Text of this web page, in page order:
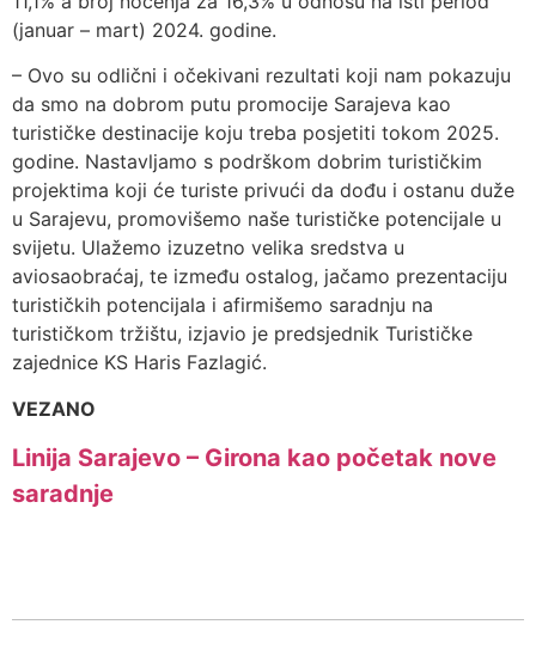
(januar – mart) 2024. godine.
– Ovo su odlični i očekivani rezultati koji nam pokazuju
da smo na dobrom putu promocije Sarajeva kao
turističke destinacije koju treba posjetiti tokom 2025.
godine. Nastavljamo s podrškom dobrim turističkim
projektima koji će turiste privući da dođu i ostanu duže
u Sarajevu, promovišemo naše turističke potencijale u
svijetu. Ulažemo izuzetno velika sredstva u
aviosaobraćaj, te između ostalog, jačamo prezentaciju
turističkih potencijala i afirmišemo saradnju na
turističkom tržištu, izjavio je predsjednik Turističke
zajednice KS Haris Fazlagić.
VEZANO
Linija Sarajevo – Girona kao početak nove
saradnje